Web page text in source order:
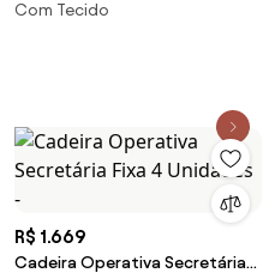
Secretária 4 Unidades -
Com Tecido
R$ 1.669
Cadeira Operativa Secretária